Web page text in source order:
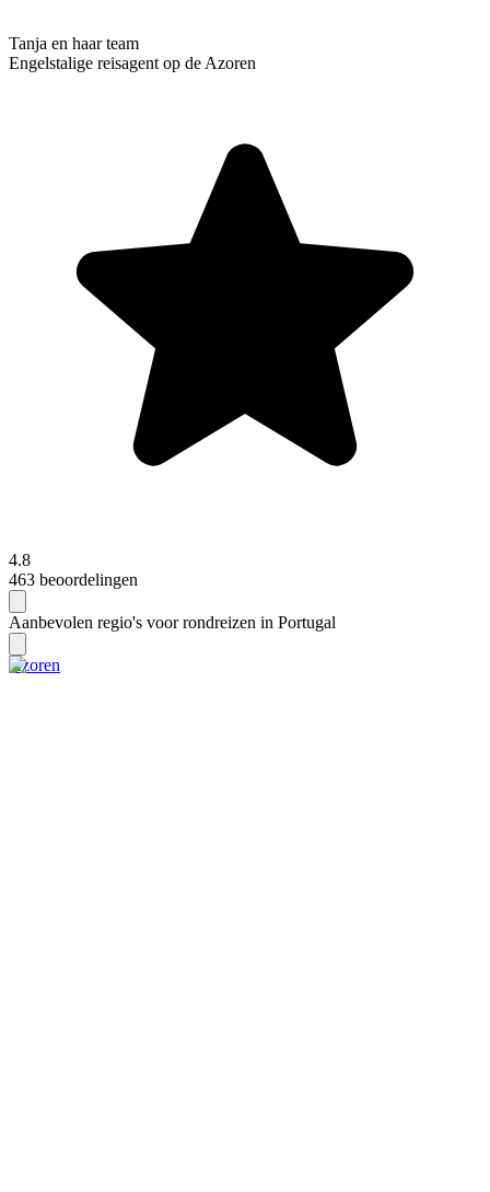
Tanja en haar team
Engelstalige reisagent op de Azoren
4.8
463 beoordelingen
Aanbevolen regio's voor rondreizen in Portugal
Azoren